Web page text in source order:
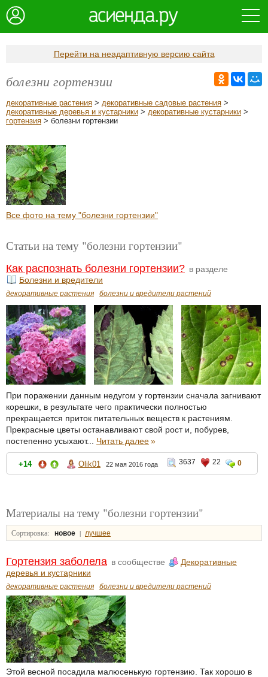
Перейти на неадаптивную версию сайта
болезни гортензии
декоративные растения > декоративные садовые растения >
декоративные деревья и кустарники > декоративные кустарники >
гортензия > болезни гортензии
Все фото на тему "болезни гортензии"
Статьи на тему "болезни гортензии"
Как распознать болезни гортензии? в разделе
Болезни и вредители
декоративные растения болезни и вредители растений
При поражении данным недугом у гортензии сначала загнивают
корешки, в результате чего практически полностью
прекращается приток питательных веществ к растениям.
Прекрасные цветы останавливают свой рост и, побурев,
постепенно усыхают... Читать далее»
+14 Olik01 22 мая 2016 года 3637 22 0
Материалы на тему "болезни гортензии"
Сортировка: новое | лучшее
Гортензия заболела в сообществе
Декоративные
деревья и кустарники
декоративные растения болезни и вредители растений
Этой весной посадила малюсенькую гортензию. Так хорошо в